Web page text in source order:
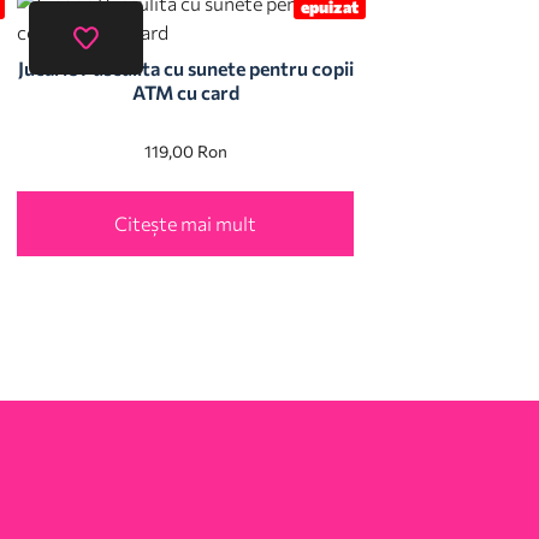
epuizat
Jucarie Pusculita cu sunete pentru copii
ATM cu card
119,00 Ron
Citește mai mult